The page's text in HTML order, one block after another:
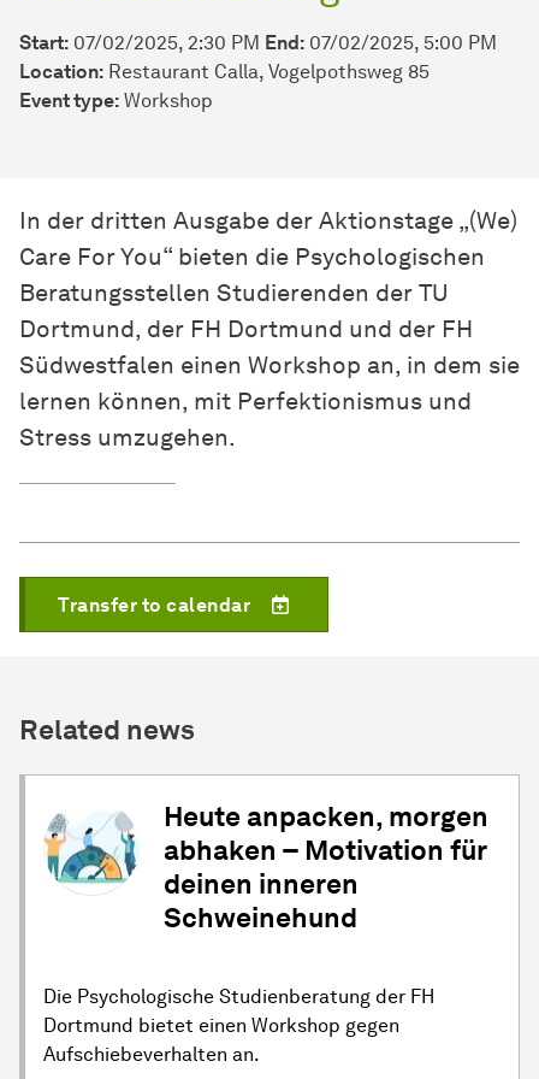
Start: 07/02/2025, 2:30 PM End: 07/02/2025, 5:00 PM
Location: Restaurant Calla, Vogelpothsweg 85
Event type: Workshop
In der dritten Ausgabe der Aktionstage „(We)
Care For You“ bieten die Psychologischen
Beratungsstellen Studierenden der TU
Dortmund, der FH Dortmund und der FH
Südwestfalen einen Workshop an, in dem sie
lernen können, mit Perfektionismus und
Stress umzugehen.
Transfer to calendar
Related news
Heute anpacken, morgen
abhaken – Motivation für
deinen inneren
Schweinehund
Die Psychologische Studienberatung der FH
Dortmund bietet einen Workshop gegen
Aufschiebeverhalten an.